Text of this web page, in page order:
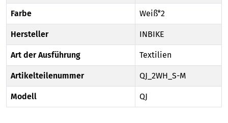
Farbe Weiß*2
Hersteller INBIKE
Art der Ausführung Textilien
Artikelteilenummer QJ_2WH_S-M
Modell QJ